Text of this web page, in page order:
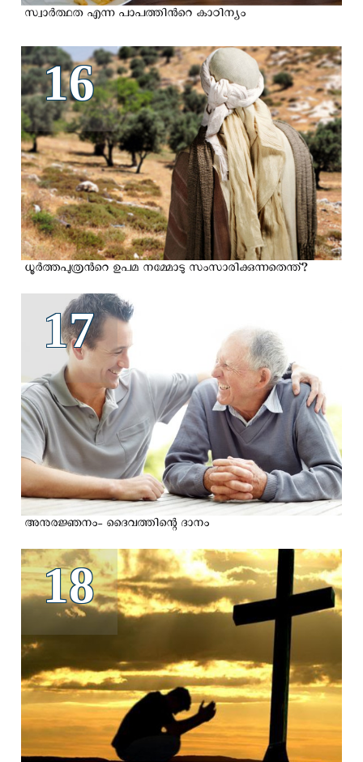
സ്വാര്‍ത്ഥത എന്ന പാപത്തിന്‍റെ കാഠിന്യം
16
ധൂര്‍ത്തപുത്രന്‍റെ ഉപമ നമ്മോടു സംസാരിക്കുന്നതെന്ത്?
17
അനുരജ്ഞനം- ദൈവത്തിന്റെ ദാനം
18